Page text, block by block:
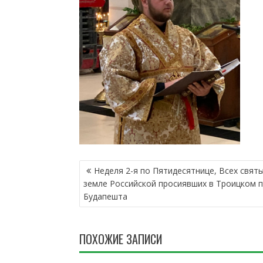
Н
А
В
И
А
Ц
И
Неделя 2-я по Пятидесятнице, Всех
земле Российской просиявших в Tроицком
Будапешта
ПОХОЖИЕ ЗАПИСИ